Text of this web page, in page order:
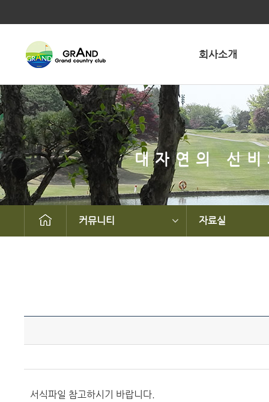
회사소개
대자연의 신
커뮤니티 자료실
서식파일 참고하시기 바랍니다.